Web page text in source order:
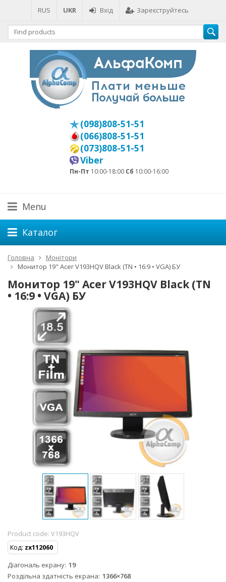
RUS UKR Вхід Зареєструйтесь
(098)808-51-51
(066)808-51-51
(073)808-51-51
Viber
Пн-Пт 10:00-18:00 Сб 10:00-16:00
Menu
Каталог
Головна
Монітори
Монитор 19" Acer V193HQV Black (TN • 16:9 • VGA) БУ
Монитор 19" Acer V193HQV Black (TN
• 16:9 • VGA) БУ
Product code: V193HQV
Код: zx112060
Діагональ екрану 19
Роздільна здатність екрана 1366×768